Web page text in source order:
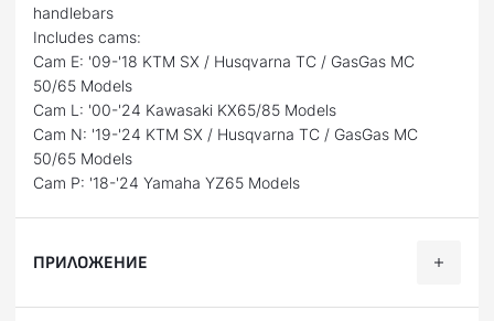
handlebars
Includes cams:
Cam E: '09-'18 KTM SX / Husqvarna TC / GasGas MC
50/65 Models
Cam L: '00-'24 Kawasaki KX65/85 Models
Cam N: '19-'24 KTM SX / Husqvarna TC / GasGas MC
50/65 Models
Cam P: '18-'24 Yamaha YZ65 Models
ПРИЛОЖЕНИЕ